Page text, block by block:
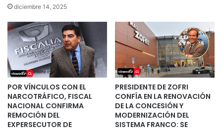
diciembre 14, 2025
POR VÍNCULOS CON EL
NARCOTRÁFICO, FISCAL
NACIONAL CONFIRMA
REMOCIÓN DEL
EXPERSECUTOR DE
PRESIDENTE DE ZOFRI
CONFÍA EN LA RENOVACIÓN
DE LA CONCESIÓN Y
MODERNIZACIÓN DEL
SISTEMA FRANCO: SE